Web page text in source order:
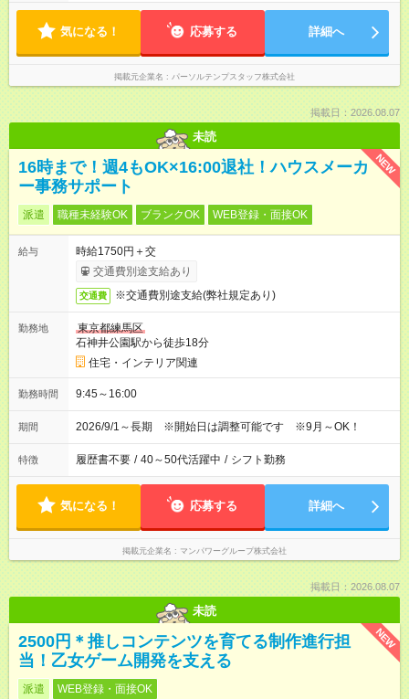
気になる！ 応募する 詳細へ
掲載元企業名 パーソルテンプスタッフ株式会社
掲載日：2026.08.07
未読
NEW
16時まで！週4もOK×16:00退社！ハウスメーカ
ー事務サポート
派遣 職種未経験OK ブランクOK WEB登録・面接OK
給与
時給1750円＋交
交通費別途支給あり
交通費 ※交通費別途支給(弊社規定あり)
勤務地
東京都練馬区
石神井公園駅から徒歩18分
住宅・インテリア関連
勤務時間 9:45～16:00
期間 2026/9/1～長期 ※開始日は調整可能です ※9月～OK！
特徴 履歴書不要 / 40～50代活躍中 / シフト勤務
気になる！ 応募する 詳細へ
掲載元企業名 マンパワーグループ株式会社
掲載日：2026.08.07
未読
NEW
2500円＊推しコンテンツを育てる制作進行担
当！乙女ゲーム開発を支える
派遣 WEB登録・面接OK